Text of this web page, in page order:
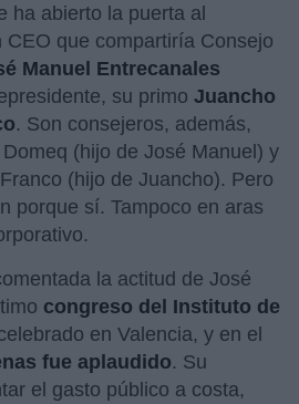
ha abierto la puerta al
CEO que compartiría Consejo
Manuel Entrecanales
su primo Juancho
. Son consejeros, además,
(hijo de José Manuel) y
(hijo de Juancho). Pero
porque sí. Tampoco en aras
la actitud de José
congreso del Instituto de
en Valencia, y en el
fue aplaudido. Su
el gasto público a costa,